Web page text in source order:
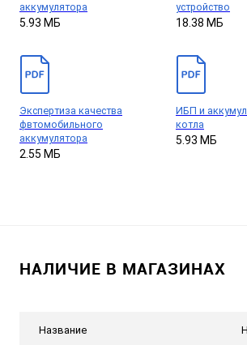
аккумулятора
5.93 МБ
устройство
18.38 МБ
Экспертиза качества
фвтомобильного
аккумулятора
2.55 МБ
ИБП и
котла
5.93 МБ
НАЛИЧИЕ В МАГАЗИНАХ
Название